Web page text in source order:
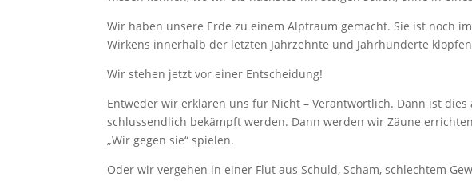
Wir haben unsere Erde zu einem Alptraum gemacht. Sie ist noch
Wirkens innerhalb der letzten Jahrzehnte und Jahrhunderte
Wir stehen jetzt vor einer Entscheidung!
Entweder wir erklären uns für Nicht – Verantwortlich. Dann ist
schlussendlich bekämpft werden. Dann werden wir Zäune
„Wir gegen sie“ spielen.
Oder wir vergehen in einer Flut aus Schuld, Scham, schlechtem